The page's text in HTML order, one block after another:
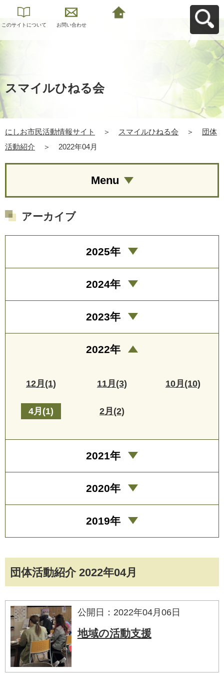
このサイトについて お問い合わせ
スマイルひねる会
にしお市民活動情報サイト ＞ スマイルひねる会 ＞
団体
活動紹介
＞ 2022年04月
団体活動紹介 2022年04月
公開日：2022年04月06日
地域の活動支援
Menu
アーカイブ
2025年
2024年
2023年
2022年
12月(1) 11月(3) 10月(10)
4月(1) 2月(2)
2021年
2020年
2019年